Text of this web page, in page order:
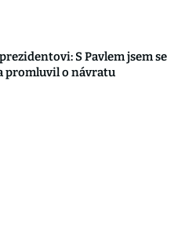
S Pavlem jsem se
promluvil o návratu